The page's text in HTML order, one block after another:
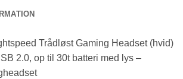
Trådløst Gaming Headset (hvid)
2.0, op til 30t batteri med lys –